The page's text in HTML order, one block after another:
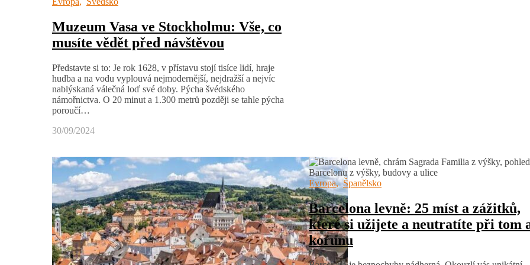
Muzeum Vasa ve Stockholmu: Vše, co
musíte vědět před návštěvou
Představte si to: Je rok 1628, v přístavu stojí tisíce lidí, hraje
hudba a na vodu vyplouvá nejmodernější, nejdražší a nejvíc
nablýskaná válečná loď své doby. Pýcha švédského
námořnictva. O 20 minut a 1.300 metrů později se tahle pýcha
poroučí…
30/09/2024
Evropa,Španělsko
Barcelona levně: 25 míst a zážitků,
které si užijete a neutratíte při tom
korunu